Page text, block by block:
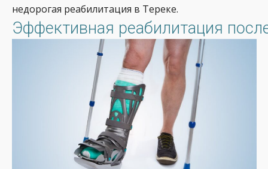
недорогая реабилитация в Тереке.
Эффективная реабилитация